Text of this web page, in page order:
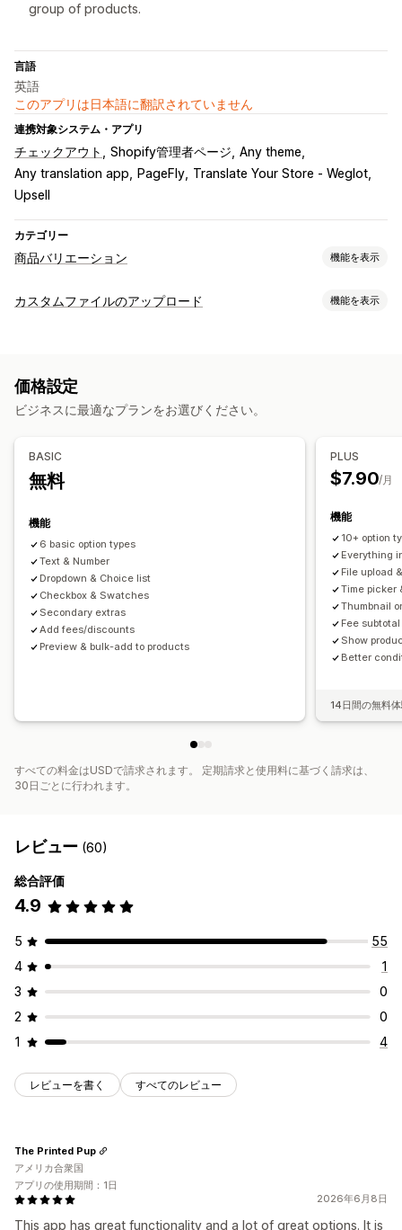
group of products.
言語
英語
このアプリは日本語に翻訳されていません
連携対象システム・アプリ
チェックアウト Shopify管理者ページ Any theme
Any translation app
PageFly Translate Your Store ‑ Weglot
Upsell
カテゴリー
商品バリエーション 機能を表示
カスタマイズ
バリエーションの表示
条件ベースの価格設定
ディスカウントオプション
バリエーションの追加料金
在庫
在庫状況
カスタムファイルのアップロード 機能を表示
ファイル管理
価格設定
ビジネスに最適なプランをお選びください。
BASIC
無料
機能
6 basic option types
Text & Number
Dropdown & Choice list
Checkbox & Swatches
Secondary extras
Add fees/discounts
Preview & bulk-add to products
PLUS
$7.90/月
機能
10+ option
Everything
File upload
Time picker
Thumbnail
Fee subtotal
Show
Better
14日間の無料
すべての料金はUSDで請求されます。 定期請求と使用料に基づく請求は、
30日ごとに行われます。
レビュー (60)
総合評価
4.9
5
55
4
1
3
0
2
0
1
4
レビューを書く すべてのレビュー
2026年6月8日
This app has great functionality and a lot of great options. It is
The Printed Pup
アメリカ合衆国
アプリの使用期間：1日